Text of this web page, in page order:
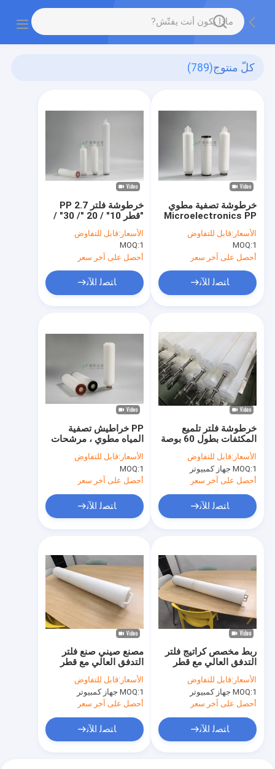
كلّ منتوج(789)
خرطوشة فلتر PP 2.7
"قطر 10" / 20 "/ 30" /
ميكرون مادة PP
الأسعار:قابل للتفاوض
MOQ:1
أحصل على آخر سعر
ﺎﺘﺼﻟ ﺍﻶﻧ
خرطوشة تصفية مطوي
Microelectronics PP
10 "20" 30 "40" OD
68.5mm
الأسعار:قابل للتفاوض
MOQ:1
أحصل على آخر سعر
ﺎﺘﺼﻟ ﺍﻶﻧ
PP خراطيش تصفية
المياه مطوي ، مرشحات
ميكرون ريال عماني
الترشيح
الأسعار:قابل للتفاوض
MOQ:1
أحصل على آخر سعر
ﺎﺘﺼﻟ ﺍﻶﻧ
خرطوشة فلتر تلميع
المكثفات بطول 60 بوصة
من مادة البولي بروبلين
(PP) بتدفق عالٍ PHFZالأسعار:قابل للتفاوض
MOQ:1 جهاز كمبيوتر
أحصل على آخر سعر
ﺎﺘﺼﻟ ﺍﻶﻧ
مصنع صيني صنع فلتر
التدفق العالي مع قطر
كبير لترشيح مياه البحر
باستخدام مادة البولي
بروبلين
الأسعار:قابل للتفاوض
MOQ:1 جهاز كمبيوتر
أحصل على آخر سعر
ﺎﺘﺼﻟ ﺍﻶﻧ
ربط مخصص كراتيج فلتر
التدفق العالي مع قطر
كبير لترشيح مياه البحر
باستخدام مادة البولي
بروبلين
الأسعار:قابل للتفاوض
MOQ:1 جهاز كمبيوتر
أحصل على آخر سعر
ﺎﺘﺼﻟ ﺍﻶﻧ